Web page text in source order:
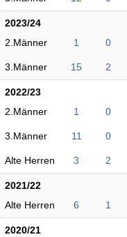
2023/24
2.Männer
1 0
3.Männer 15 2
2022/23
2.Männer
1 0
3.Männer 11 0
Alte Herren 3 2
2021/22
Alte Herren
6 1
2020/21